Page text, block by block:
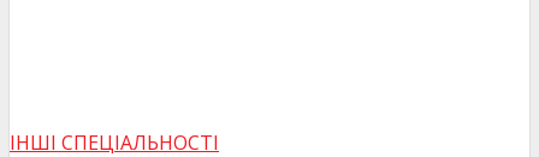
ІНШІ СПЕЦІАЛЬНОСТІ